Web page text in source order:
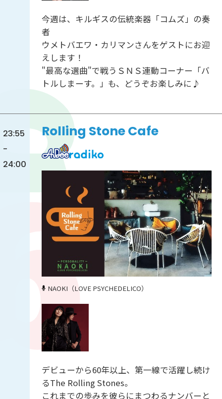
今週は、キルギスの伝統楽器「コムズ」の奏
者
ウメトバエワ・カリマンさんをゲストにお迎
えします！
"最高な選曲"で戦うＳＮＳ連動コーナー「バ
トルしまーす。」も、どうぞお楽しみに♪
23:55
-
24:00
Rolling Stone Cafe
NAOKI（LOVE PSYCHEDELICO）
デビューから60年以上、第一線で活躍し続け
るThe Rolling Stones。
これまでの歩みを彼らにまつわるナンバーと